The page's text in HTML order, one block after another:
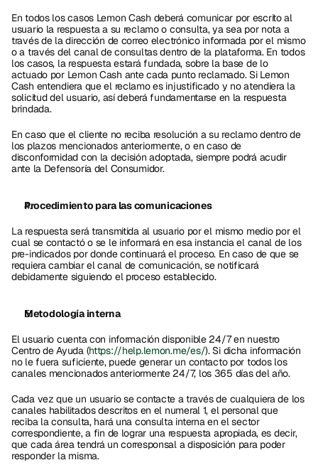
En todos los casos Lemon Cash deberá comunicar por escrito al
usuario la respuesta a su reclamo o consulta, ya sea por nota a
través de la dirección de correo electrónico informada por el mismo
o a través del canal de consultas dentro de la plataforma. En todos
los casos, la respuesta estará fundada, sobre la base de lo
actuado por Lemon Cash ante cada punto reclamado. Si Lemon
Cash entendiera que el reclamo es injustificado y no atendiera la
solicitud del usuario, así deberá fundamentarse en la respuesta
brindada.
En caso que el cliente no reciba resolución a su reclamo dentro de
los plazos mencionados anteriormente, o en caso de
disconformidad con la decisión adoptada, siempre podrá acudir
ante la Defensoría del Consumidor.
Procedimiento para las comunicaciones
La respuesta será transmitida al usuario por el mismo medio por el
cual se contactó o se le informará en esa instancia el canal de los
pre-indicados por donde continuará el proceso. En caso de que se
requiera cambiar el canal de comunicación, se notificará
debidamente siguiendo el proceso establecido.
Metodología interna
El usuario cuenta con información disponible 24/7 en nuestro
Centro de Ayuda (https://help.lemon.me/es/). Si dicha información
no le fuera suficiente, puede generar un contacto por todos los
canales mencionados anteriormente 24/7, los 365 días del año.
Cada vez que un usuario se contacte a través de cualquiera de los
canales habilitados descritos en el numeral 1, el personal que
reciba la consulta, hará una consulta interna en el sector
correspondiente, a fin de lograr una respuesta apropiada, es decir,
que cada área tendrá un corresponsal a disposición para poder
responder la misma.